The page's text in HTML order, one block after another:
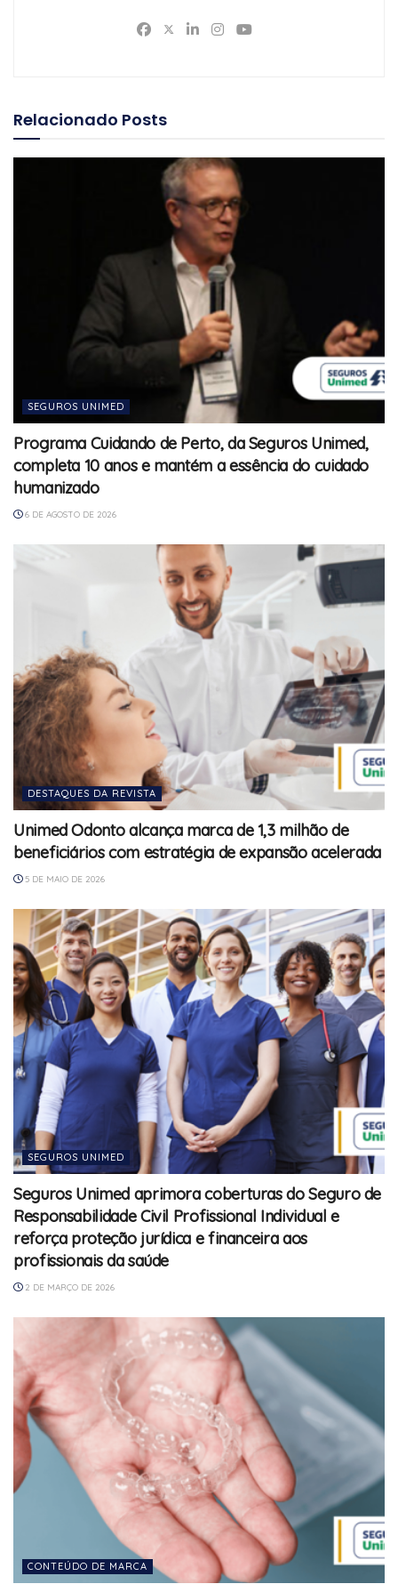
Relacionado Posts
SEGUROS UNIMED
Programa Cuidando de Perto, da Seguros Unimed,
completa 10 anos e mantém a essência do cuidado
humanizado
6 DE AGOSTO DE 2026
DESTAQUES DA REVISTA
Unimed Odonto alcança marca de 1,3 milhão de
beneficiários com estratégia de expansão acelerada
5 DE MAIO DE 2026
SEGUROS UNIMED
Seguros Unimed aprimora coberturas do Seguro de
Responsabilidade Civil Profissional Individual e
reforça proteção jurídica e financeira aos
profissionais da saúde
2 DE MARÇO DE 2026
CONTEÚDO DE MARCA